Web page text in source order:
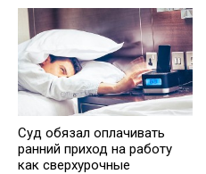
Суд обязал оплачивать
ранний приход на работу
как сверхурочные